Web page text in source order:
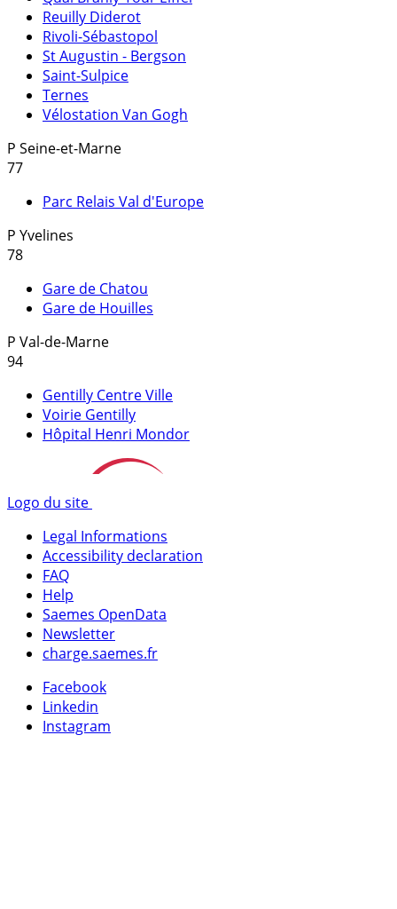
Reuilly Diderot
Rivoli-Sébastopol
St Augustin - Bergson
Saint-Sulpice
Ternes
Vélostation Van Gogh
P Seine-et-Marne
77
Parc Relais Val d'Europe
P Yvelines
78
Gare de Chatou
Gare de Houilles
P Val-de-Marne
94
Gentilly Centre Ville
Voirie Gentilly
Hôpital Henri Mondor
Logo du site
Legal Informations
Accessibility declaration
FAQ
Help
Saemes OpenData
Newsletter
charge.saemes.fr
Facebook
Linkedin
Instagram